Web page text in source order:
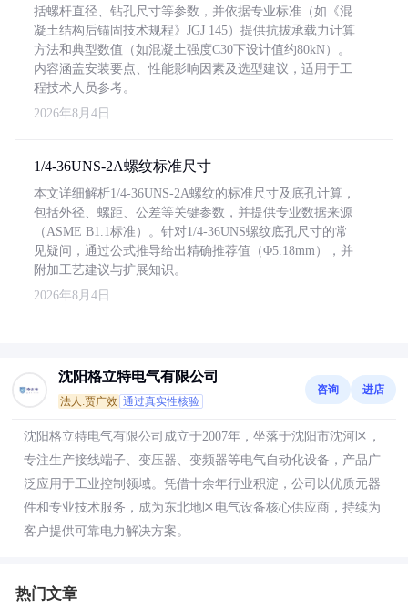
括螺杆直径、钻孔尺寸等参数，并依据专业标准（如《混
凝土结构后锚固技术规程》JGJ 145）提供抗拔承载力计算
方法和典型数值（如混凝土强度C30下设计值约80kN）。
内容涵盖安装要点、性能影响因素及选型建议，适用于工
程技术人员参考。
2026年8月4日
1/4-36UNS-2A螺纹标准尺寸
本文详细解析1/4-36UNS-2A螺纹的标准尺寸及底孔计算，
包括外径、螺距、公差等关键参数，并提供专业数据来源
（ASME B1.1标准）。针对1/4-36UNS螺纹底孔尺寸的常
见疑问，通过公式推导给出精确推荐值（Φ5.18mm），并
附加工艺建议与扩展知识。
2026年8月4日
沈阳格立特电气有限公司
法人:贾广效 通过真实性核验
咨询 进店
沈阳格立特电气有限公司成立于2007年，坐落于沈阳市沈河区，
专注生产接线端子、变压器、变频器等电气自动化设备，产品广
泛应用于工业控制领域。凭借十余年行业积淀，公司以优质元器
件和专业技术服务，成为东北地区电气设备核心供应商，持续为
客户提供可靠电力解决方案。
热门文章